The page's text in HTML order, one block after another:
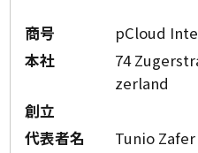
商号
pCloud
本社
74
zerland
創立
代表者名
Tunio Zafer